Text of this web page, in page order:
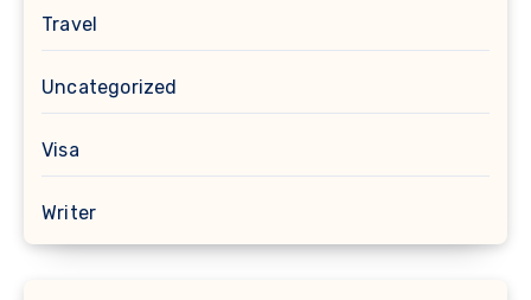
Travel
Uncategorized
Visa
Writer